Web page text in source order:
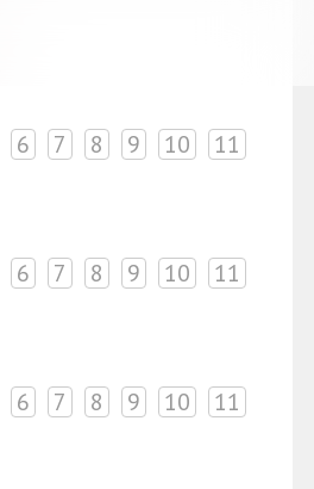
6 7 8 9 10
11
6 7 8 9 10
11
6 7 8 9 10
11